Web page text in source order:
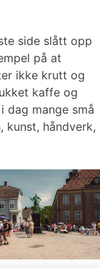
side slått opp
på at
ikke krutt og
kaffe og
dag mange små
kunst, håndverk,